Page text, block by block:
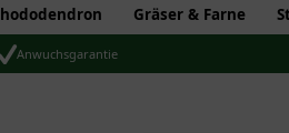
Gräser & Farne
Anwuchsgarantie